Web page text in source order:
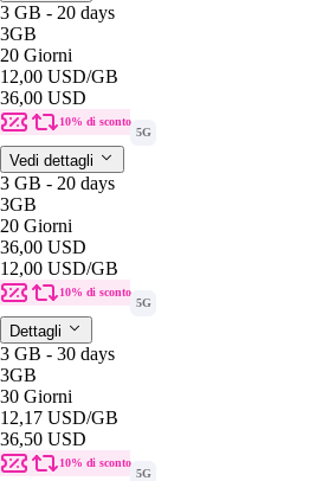
3 GB - 20 days
3GB
20 Giorni
12,00 USD/GB
36,00 USD
10% di sconto
5G
Vedi dettagli
3 GB - 20 days
3GB
20 Giorni
36,00 USD
12,00 USD/GB
10% di sconto
5G
Dettagli
3 GB - 30 days
3GB
30 Giorni
12,17 USD/GB
36,50 USD
10% di sconto
5G